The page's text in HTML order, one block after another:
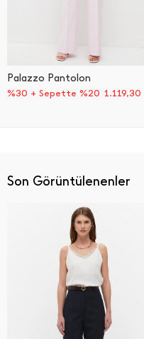
Palazzo Pantolon
%30 + Sepette %20 1.119,30
Son Görüntülenenler